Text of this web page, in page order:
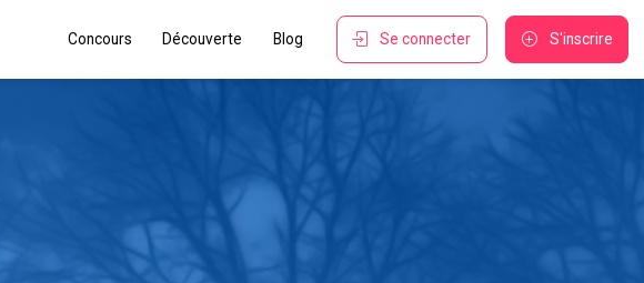
Concours Découverte Blog S'inscrire
Se connecter